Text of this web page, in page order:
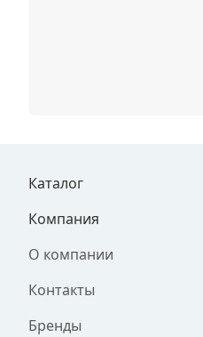
Каталог
Компания
О компании
Контакты
Бренды